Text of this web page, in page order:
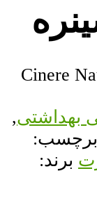
Cinere
بهداشتی,
برچسب:
برند: